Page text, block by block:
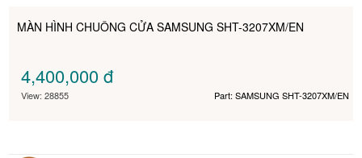
MÀN HÌNH CHUÔNG CỬA SAMSUNG SHT-3207XM/EN
4,400,000đ
View: 28855 Part: SAMSUNG SHT-3207XM/EN